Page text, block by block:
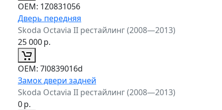
ОЕМ: 1Z0831056
Дверь передняя
Skoda Octavia II рестайлинг (2008—2013)
25 000р.
ОЕМ: 7l0839016d
Замок двери задней
Skoda Octavia II рестайлинг (2008—2013)
0р.